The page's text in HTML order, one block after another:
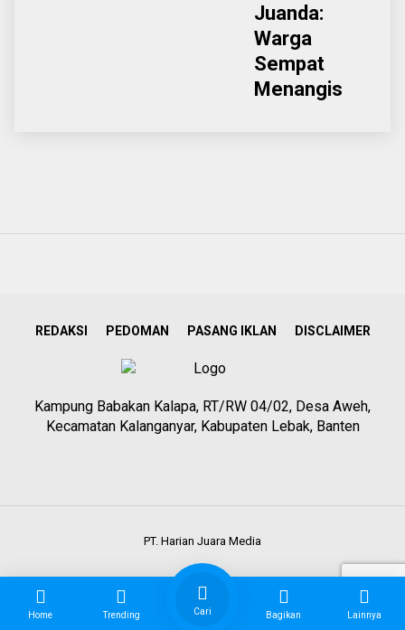
Juanda:
Warga
Sempat
Menangis
REDAKSI PEDOMAN PASANG IKLAN DISCLAIMER
Kampung Babakan Kalapa, RT/RW 04/02, Desa Aweh,
Kecamatan Kalanganyar, Kabupaten Lebak, Banten
PT. Harian Juara Media
Home Trending Cari Bagikan Lainnya